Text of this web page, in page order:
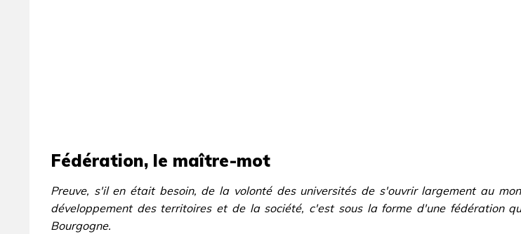
Fédération, le maître-mot
Preuve, s'il en était besoin, de la volonté des universités de s'ouvrir largement au
développement des territoires et de la société, c'est sous la forme d'une fédération
Bourgogne.